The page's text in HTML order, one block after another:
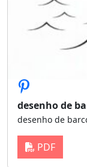
desenho de
desenho de
PDF